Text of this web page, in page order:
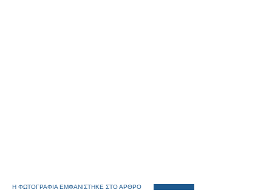
Η ΦΩΤΟΓΡΑΦΙΑ ΕΜΦΑΝΙΣΤΗΚΕ ΣΤΟ ΑΡΘΡΟ